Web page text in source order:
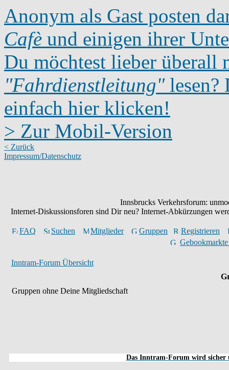
Anonym als Gast posten
Cafè und einigen ihrer
Du möchtest lieber überall
"Fahrdienstleitung"lesen?
einfach hier klicken!
> Zur Mobil-Version
< Zurück
Impressum/Datenschutz
Innsbrucks Verkehrsforum:
Internet-Diskussionsforen sind Dir neu? Internet-Abkürzungen
FAQ Suchen Mitglieder Gruppen
Registrieren
Inntram-Forum Übersicht
Gruppen ohne Deine Mitgliedschaft
Das Inntram-Forum wird sicher